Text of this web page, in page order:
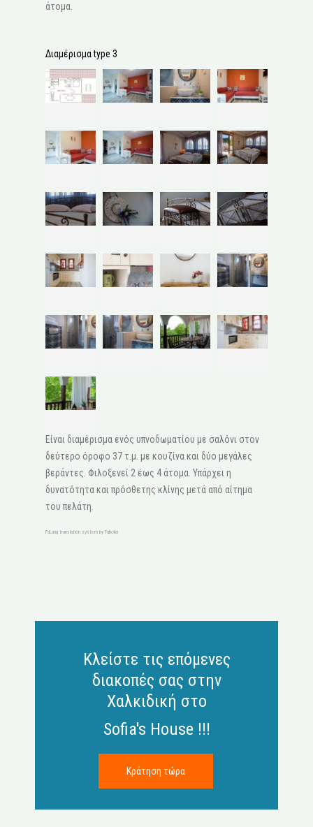
άτομα.
Διαμέρισμα type 3
Είναι διαμέρισμα ενός υπνοδωματίου με σαλόνι στον
δεύτερο όροφο 37 τ.μ. με κουζίνα και δύο μεγάλες
βεράντες. Φιλοξενεί 2 έως 4 άτομα. Υπάρχει η
δυνατότητα και πρόσθετης κλίνης μετά από αίτημα
του πελάτη.
FaLang translation system by Faboba
Κλείστε τις επόμενες
διακοπές σας στην
Χαλκιδική στο
Sofia's House !!!